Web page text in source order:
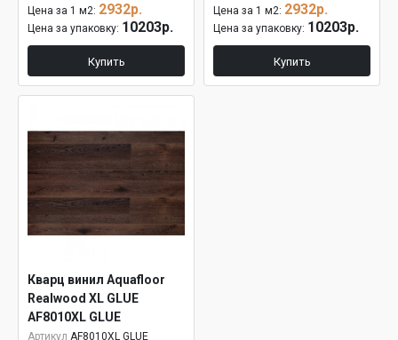
Цена за 1 м2: 2932р.
Цена за упаковку: 10203р.
Купить
Цена за 1 м2: 2932р.
Цена за упаковку: 10203р.
Купить
Кварц винил Aquafloor
Realwood XL GLUE
AF8010XL GLUE
Артикул AF8010XL GLUE